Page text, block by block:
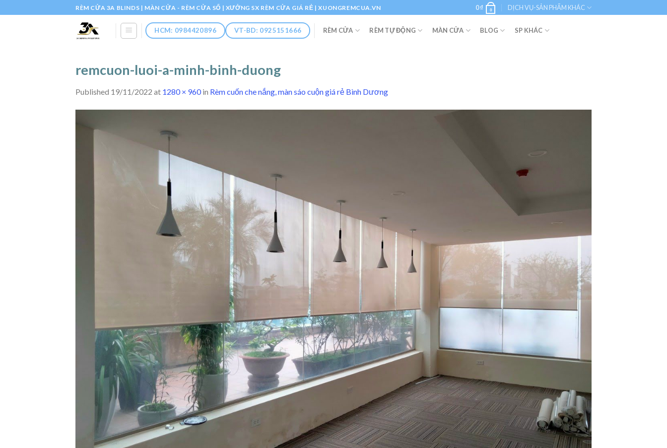
to
RÈM CỬA 3A BLINDS | MÀN CỬA - RÈM CỬA SỔ | XƯỞNG SX RÈM CỬA GIÁ RẺ | XUONGREMCUA.VN 0₫ 0 DỊCH VỤ-SẢN PHẨM KHÁC
HCM: 0984420896 VT-BD: 0925151666 RÈM CỬA RÈM TỰ ĐỘNG MÀN CỬA BLOG SP KHÁC
remcuon-luoi-a-minh-binh-duong
Published 19/11/2022 at 1280 × 960in Rèm cuốn che nắng, màn sáo cuộn giá rẻ Bình Dương